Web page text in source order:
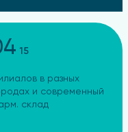
15
в разных
и современный
склад